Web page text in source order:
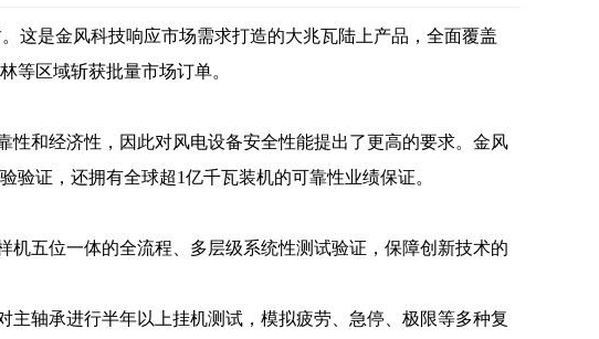
这是金风科技响应市场需求打造的大兆瓦陆上产品，全面覆盖
等区域斩获批量市场订单。
和经济性，因此对风电设备安全性能提出了更高的要求。 金风
证，还拥有全球超1亿千瓦装机的可靠性业绩保证。
五位一体的全流程、多层级系统性测试验证，保障创新技术的
轴承进行半年以上挂机测试，模拟疲劳、急停、极限等多种复